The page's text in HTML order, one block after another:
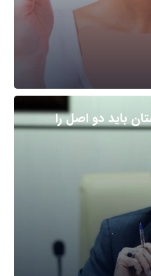
باید دو اصل را